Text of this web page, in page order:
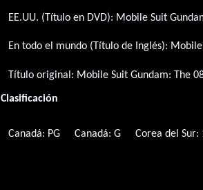
EE.UU. (Título en DVD): Mobile Suit
En todo el mundo (Título de Inglés):
Título original: Mobile Suit Gundam: The
Clasificación
Canadá: PG Canadá: G Corea del Sur: